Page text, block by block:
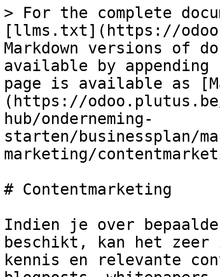
> For the complete
[llms.txt](https://
Markdown versions of
available by
page is available as
(https://
hub/onderneming-
starten/businessplan/
marketing/
# Contentmarketing
Indien je over
beschikt, kan het zeer
kennis en relevante